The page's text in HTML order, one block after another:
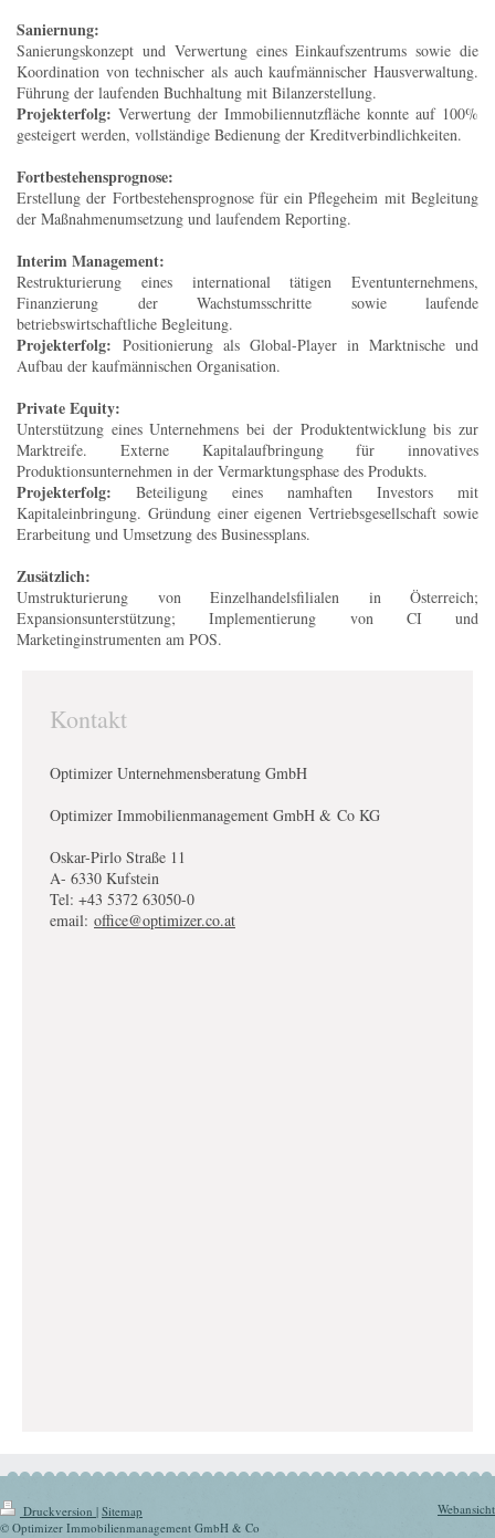
Saniernung:
Sanierungskonzept und Verwertung eines Einkaufszentrums sowie die
Koordination von technischer als auch kaufmännischer Hausverwaltung.
Führung der laufenden Buchhaltung mit Bilanzerstellung.
Projekterfolg: Verwertung der Immobiliennutzfläche konnte auf 100%
gesteigert werden, vollständige Bedienung der Kreditverbindlichkeiten.
Fortbestehensprognose:
Erstellung der Fortbestehensprognose für ein Pflegeheim mit Begleitung
der Maßnahmenumsetzung und laufendem Reporting.
Interim Management:
Restrukturierung eines international tätigen Eventunternehmens,
Finanzierung der Wachstumsschritte sowie laufende
betriebswirtschaftliche Begleitung.
Projekterfolg: Positionierung als Global-Player in Marktnische und
Aufbau der kaufmännischen Organisation.
Private Equity:
Unterstützung eines Unternehmens bei der Produktentwicklung bis zur
Marktreife. Externe Kapitalaufbringung für innovatives
Produktionsunternehmen in der Vermarktungsphase des Produkts.
Projekterfolg: Beteiligung eines namhaften Investors mit
Kapitaleinbringung. Gründung einer eigenen Vertriebsgesellschaft sowie
Erarbeitung und Umsetzung des Businessplans.
Zusätzlich:
Umstrukturierung von Einzelhandelsfilialen in Österreich;
Expansionsunterstützung; Implementierung von CI und
Marketinginstrumenten am POS.
Kontakt
Optimizer Unternehmensberatung GmbH
Optimizer Immobilienmanagement GmbH & Co KG
Oskar-Pirlo Straße 11
A- 6330 Kufstein
Tel: +43 5372 63050-0
email: office@optimizer.co.at
Druckversion | Sitemap
© Optimizer Immobilienmanagement GmbH & Co
Webansicht